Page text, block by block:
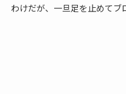
わけだが、一旦足を止めてブ